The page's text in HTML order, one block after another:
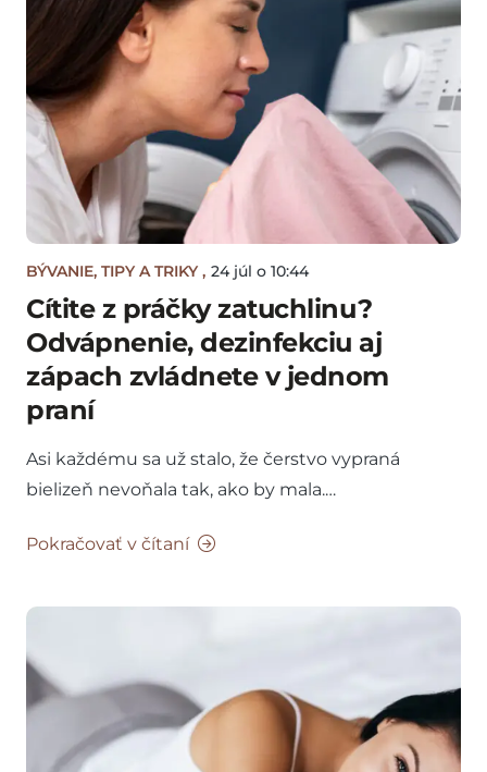
BÝVANIE, TIPY A TRIKY , 24 júl o 10:44
Cítite z práčky zatuchlinu?
Odvápnenie, dezinfekciu aj
zápach zvládnete v jednom
praní
Asi každému sa už stalo, že čerstvo vypraná
bielizeň nevoňala tak, ako by mala.…
Pokračovať v čítaní